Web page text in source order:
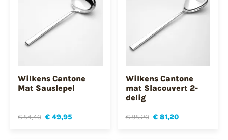
Wilkens Cantone
Mat Sauslepel
€ 54,40 € 49,95
Wilkens Cantone
mat Slacouvert 2-
delig
€ 85,20 € 81,20